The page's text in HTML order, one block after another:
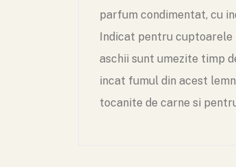
parfum condimentat, cu
Indicat pentru cuptoarele
aschii sunt umezite timp
incat fumul din acest
tocanite de carne si